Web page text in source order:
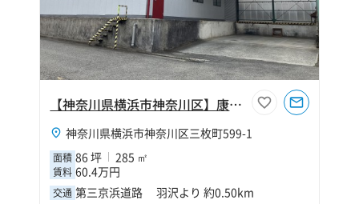
【神奈川県横浜市神奈川区】康平運送倉庫
神奈川県横浜市神奈川区三枚町599-1
面積 86 坪 285 ㎡
賃料 60.4万円
交通 第三京浜道路 羽沢より 約0.50km